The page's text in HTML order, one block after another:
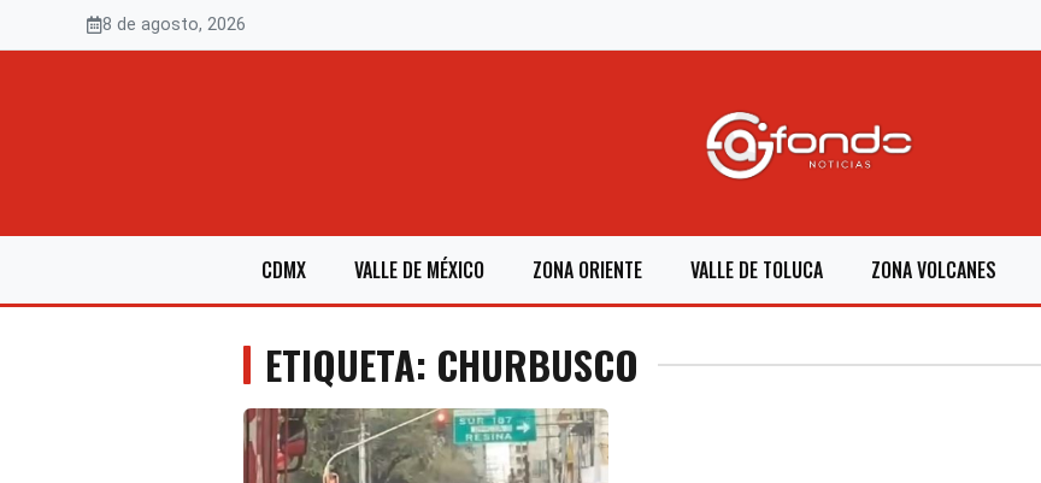
8 de agosto, 2026
CDMX VALLE DE MÉXICO ZONA ORIENTE VALLE DE TOLUCA ZONA VOLCANES
ETIQUETA: CHURBUSCO